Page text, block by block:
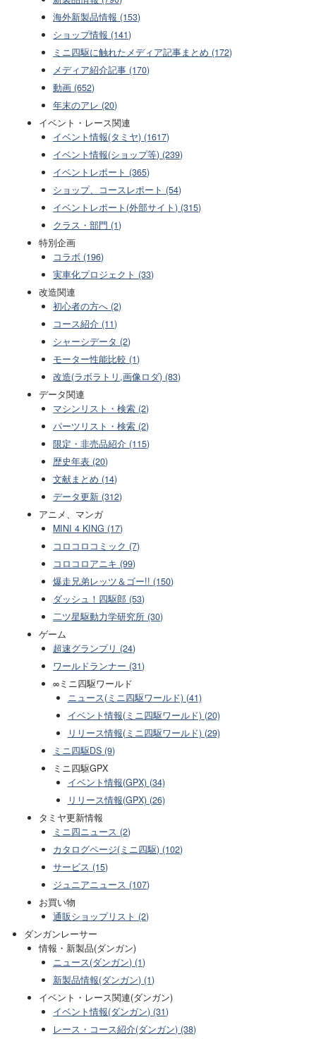
海外新製品情報 (153)
ショップ情報 (141)
ミニ四駆に触れたメディア記事まとめ (172)
メディア紹介記事 (170)
動画 (652)
年末のアレ (20)
イベント・レース関連
イベント情報(タミヤ) (1617)
イベント情報(ショップ等) (239)
イベントレポート (365)
ショップ、コースレポート (54)
イベントレポート(外部サイト) (315)
クラス・部門 (1)
特別企画
コラボ (196)
実車化プロジェクト (33)
改造関連
初心者の方へ (2)
コース紹介 (11)
シャーシデータ (2)
モーター性能比較 (1)
改造(ラボラトリ,画像ロダ) (83)
データ関連
マシンリスト・検索 (2)
パーツリスト・検索 (2)
限定・非売品紹介 (115)
歴史年表 (20)
文献まとめ (14)
データ更新 (312)
アニメ、マンガ
MINI 4 KING (17)
コロコロコミック (7)
コロコロアニキ (99)
爆走兄弟レッツ＆ゴー!! (150)
ダッシュ！四駆郎 (53)
二ツ星駆動力学研究所 (30)
ゲーム
超速グランプリ (24)
ワールドランナー (31)
∞ミニ四駆ワールド
ニュース(ミニ四駆ワールド) (41)
イベント情報(ミニ四駆ワールド) (20)
リリース情報(ミニ四駆ワールド) (29)
ミニ四駆DS (9)
ミニ四駆GPX
イベント情報(GPX) (34)
リリース情報(GPX) (26)
タミヤ更新情報
ミニ四ニュース (2)
カタログページ(ミニ四駆) (102)
サービス (15)
ジュニアニュース (107)
お買い物
通販ショップリスト (2)
ダンガンレーサー
情報・新製品(ダンガン)
ニュース(ダンガン) (1)
新製品情報(ダンガン) (1)
イベント・レース関連(ダンガン)
イベント情報(ダンガン) (31)
レース・コース紹介(ダンガン) (38)